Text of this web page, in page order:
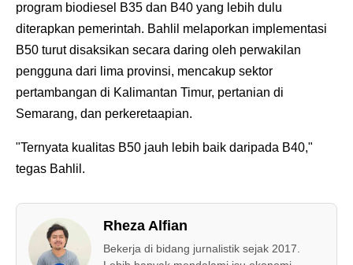
program biodiesel B35 dan B40 yang lebih dulu
diterapkan pemerintah. Bahlil melaporkan implementasi
B50 turut disaksikan secara daring oleh perwakilan
pengguna dari lima provinsi, mencakup sektor
pertambangan di Kalimantan Timur, pertanian di
Semarang, dan perkeretaapian.
"Ternyata kualitas B50 jauh lebih baik daripada B40,"
tegas Bahlil.
Rheza Alfian
Bekerja di bidang jurnalistik sejak 2017.